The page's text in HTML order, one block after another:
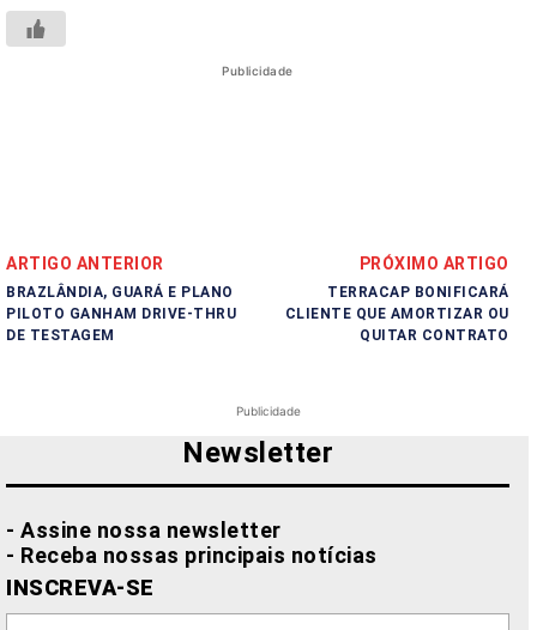
Publicidade
ARTIGO ANTERIOR
BRAZLÂNDIA, GUARÁ E PLANO
PILOTO GANHAM DRIVE-THRU
DE TESTAGEM
PRÓXIMO ARTIGO
TERRACAP BONIFICARÁ
CLIENTE QUE AMORTIZAR OU
QUITAR CONTRATO
Publicidade
Newsletter
- Assine nossa newsletter
- Receba nossas principais notícias
INSCREVA-SE